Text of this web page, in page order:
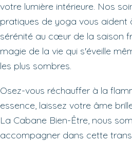
votre lumière intérieure. Nos
pratiques de yoga vous aident
sérénité au cœur de la saison
magie de la vie qui s'éveille
les plus sombres.
Osez-vous réchauffer à la
essence, laissez votre âme
La Cabane Bien-Être, nous
accompagner dans cette